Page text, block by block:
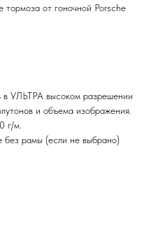
тормоза от гоночной Porsche
в УЛЬТРА высоком разрешении
и объема изображения.
г/м.
без рамы (если не выбрано)